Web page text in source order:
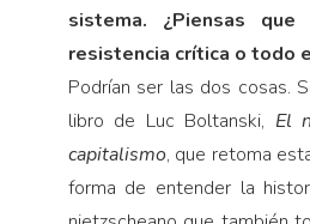
sistema. ¿Piensas
resistencia crítica o todo
Podrían ser las dos cosas.
libro de Luc Boltanski, El
capitalismo, que retoma
forma de entender la